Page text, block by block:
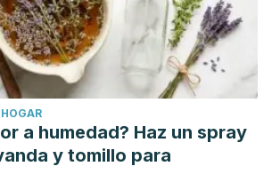
a humedad? Haz un spray
y tomillo para